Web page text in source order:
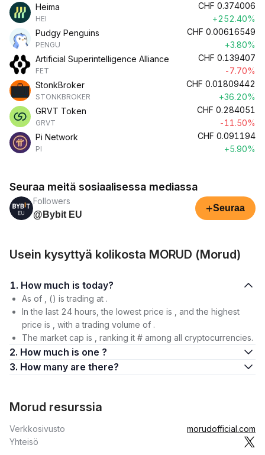
Heima
HEI
CHF 0.374006
+252.40%
Pudgy Penguins
PENGU
CHF 0.00616549
+3.80%
Artificial Superintelligence Alliance
FET
CHF 0.139407
-7.70%
StonkBroker
STONKBROKER
CHF 0.01809442
+36.20%
GRVT Token
GRVT
CHF 0.284051
-11.50%
Pi Network
PI
CHF 0.091194
+5.90%
Seuraa meitä sosiaalisessa mediassa
Followers
@Bybit EU
+Seuraa
Usein kysyttyä kolikosta MORUD (Morud)
1. How much is today?
As of , () is trading at .
In the last 24 hours, the lowest price is , and the highest
price is , with a trading volume of .
The market cap is , ranking it # among all cryptocurrencies.
2. How much is one ?
3. How many are there?
Morud resurssia
Verkkosivusto
morudofficial.com
Yhteisö